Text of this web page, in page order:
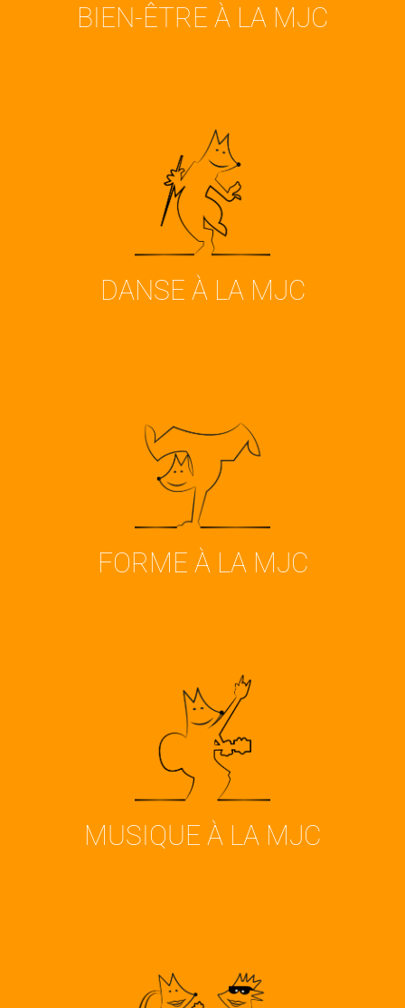
BIEN-ÊTRE À LA MJC
DANSE À LA MJC
Découvrir tous nos cours de
danse
VOIR
FORME À LA MJC
Découvrir tous nos cours forme
VOIR
MUSIQUE À LA MJC
Découvrir tous nos cours de
musique
VOIR
Découvrir nos partenaires